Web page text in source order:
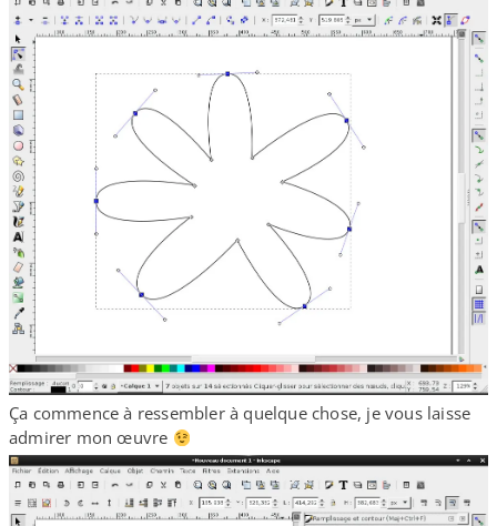
Ça commence à ressembler à quelque chose, je vous laisse
admirer mon œuvre